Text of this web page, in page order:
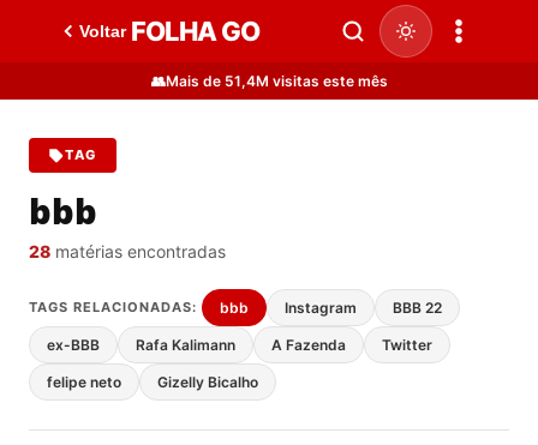
Voltar FOLHA GO
👥Mais de 51,4M visitas este mês
TAG
bbb
28 matérias encontradas
TAGS RELACIONADAS: bbb Instagram BBB 22
ex-BBB Rafa Kalimann A Fazenda Twitter
felipe neto Gizelly Bicalho